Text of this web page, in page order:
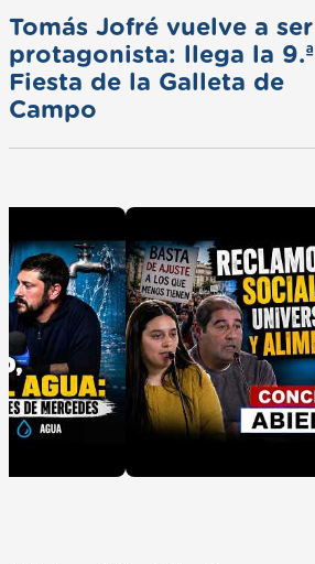
Tomás Jofré vuelve a ser
protagonista: llega la 9.ª
Fiesta de la Galleta de
Campo